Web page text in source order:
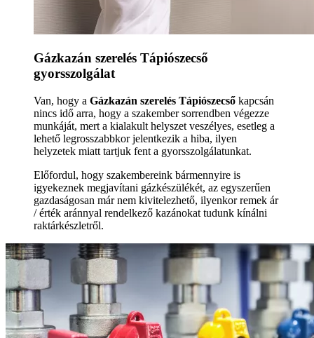
Gázkazán szerelés Tápiószecső
gyorsszolgálat
Van, hogy a Gázkazán szerelés Tápiószecső kapcsán
nincs idő arra, hogy a szakember sorrendben végezze
munkáját, mert a kialakult helyszet veszélyes, esetleg a
lehető legrosszabbkor jelentkezik a hiba, ilyen
helyzetek miatt tartjuk fent a gyorsszolgálatunkat.
Előfordul, hogy szakembereink bármennyire is
igyekeznek megjavítani gázkészülékét, az egyszerűen
gazdaságosan már nem kivitelezhető, ilyenkor remek ár
/ érték aránnyal rendelkező kazánokat tudunk kínálni
raktárkészletről.